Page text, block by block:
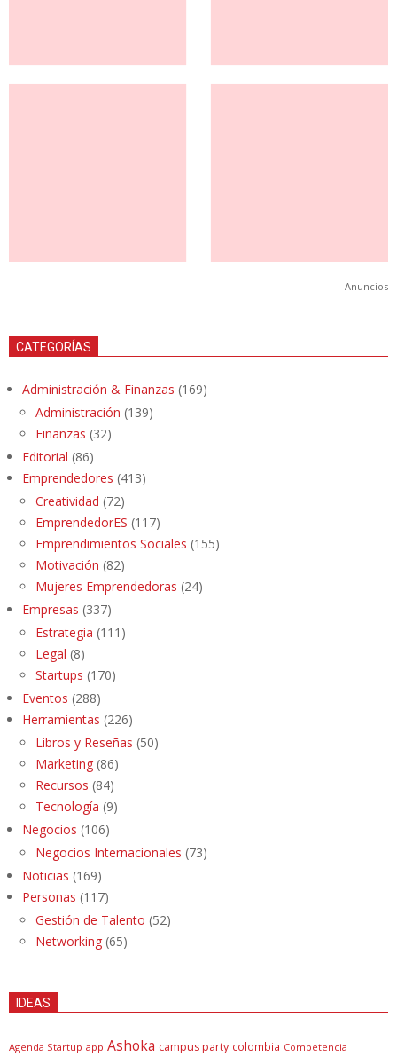
Anuncios
CATEGORÍAS
Administración & Finanzas (169)
Administración (139)
Finanzas (32)
Editorial (86)
Emprendedores (413)
Creatividad (72)
EmprendedorES (117)
Emprendimientos Sociales (155)
Motivación (82)
Mujeres Emprendedoras (24)
Empresas (337)
Estrategia (111)
Legal (8)
Startups (170)
Eventos (288)
Herramientas (226)
Libros y Reseñas (50)
Marketing (86)
Recursos (84)
Tecnología (9)
Negocios (106)
Negocios Internacionales (73)
Noticias (169)
Personas (117)
Gestión de Talento (52)
Networking (65)
IDEAS
Agenda Startup app Ashoka campus party colombia Competencia